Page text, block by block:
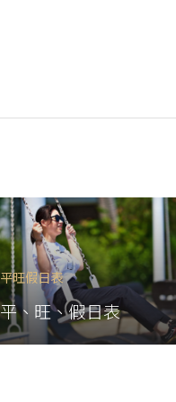
平旺假日表
平、旺、假日表